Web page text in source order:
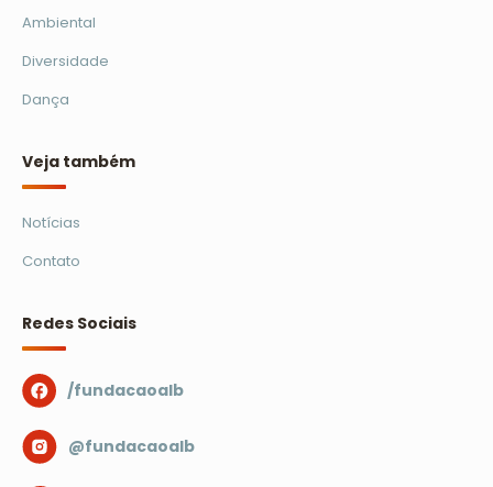
Ambiental
Diversidade
Dança
Veja também
Notícias
Contato
Redes Sociais
/fundacaoalb
@fundacaoalb